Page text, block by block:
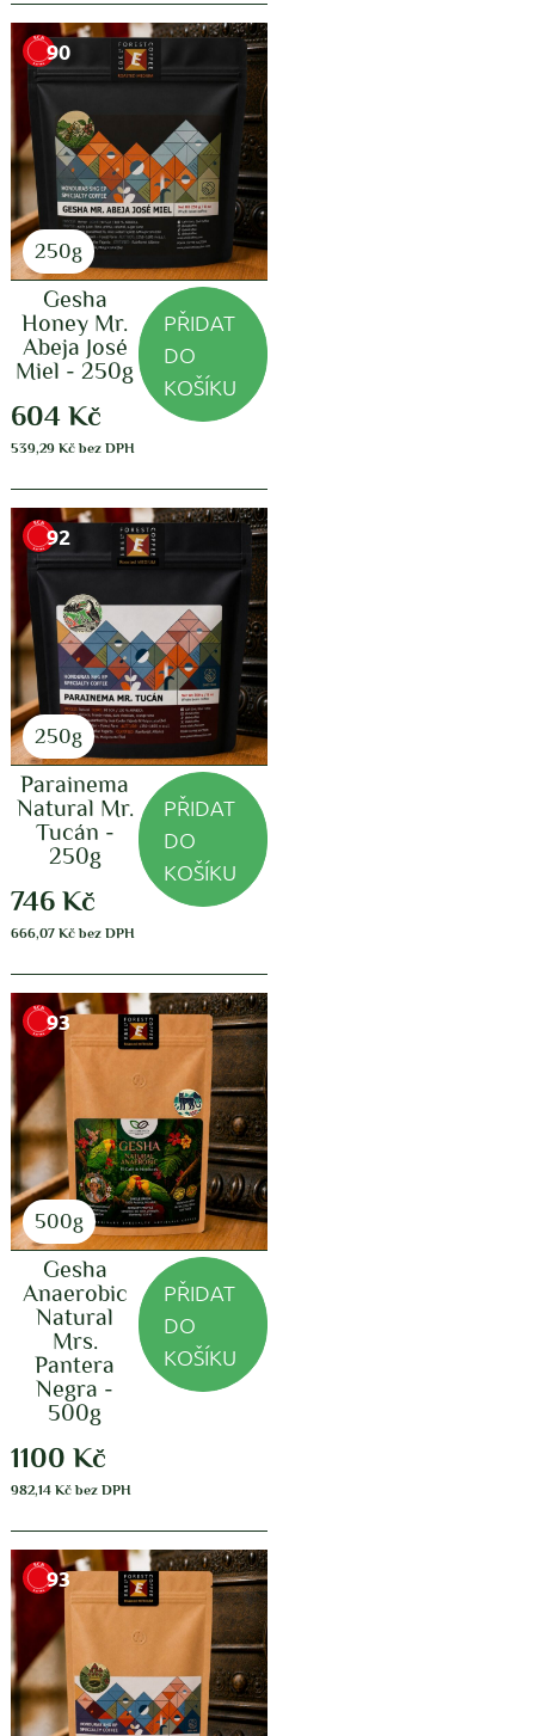
90
250g
Gesha
Honey Mr.
Abeja José
Miel - 250g
604 Kč
539,29 Kčbez DPH
PŘIDAT
DO
KOŠÍKU
92
250g
Parainema
Natural Mr.
Tucán -
250g
746 Kč
666,07 Kčbez DPH
PŘIDAT
DO
KOŠÍKU
93
500g
Gesha
Anaerobic
Natural
Mrs.
Pantera
Negra -
500g
1100 Kč
982,14 Kčbez DPH
PŘIDAT
DO
KOŠÍKU
93